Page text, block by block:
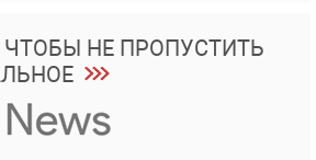
НЕ ПРОПУСТИТЬ